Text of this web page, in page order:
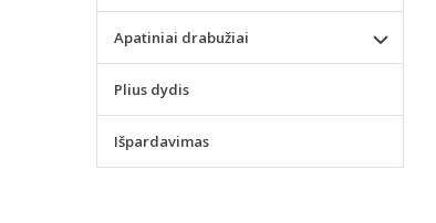
Apatiniai drabužiai
Plius dydis
Išpardavimas